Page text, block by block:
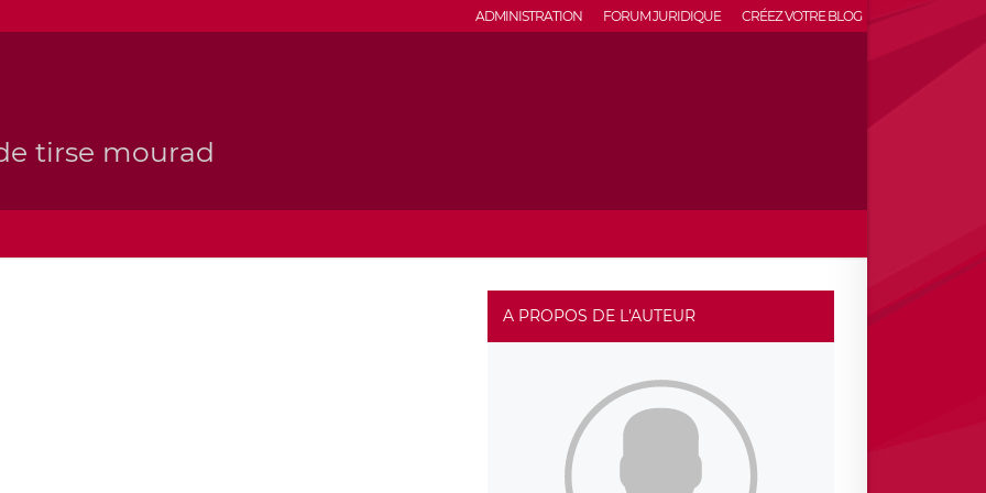
ADMINISTRATION FORUM JURIDIQUE CRÉEZ VOTRE BLOG
tirse mourad
A PROPOS DE L'AUTEUR